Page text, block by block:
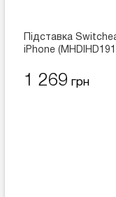
Підставка
iPhone
1 269 грн